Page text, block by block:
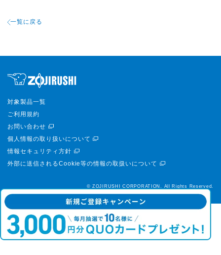
一覧に戻る
対象製品一覧
ご利用規約
お問い合わせ
個人情報の取り扱いについて
情報セキュリティ方針
外部に送信されるCookie等の情報の取扱いについて
© ZOJIRUSHI CORPORATION. All Rights Reserved.